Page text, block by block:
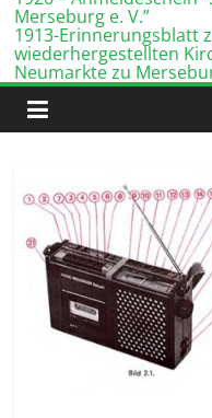
Merseburg e. V.”
1913-Erinnerungsblatt
wiederhergestellten
Neumarkte zu